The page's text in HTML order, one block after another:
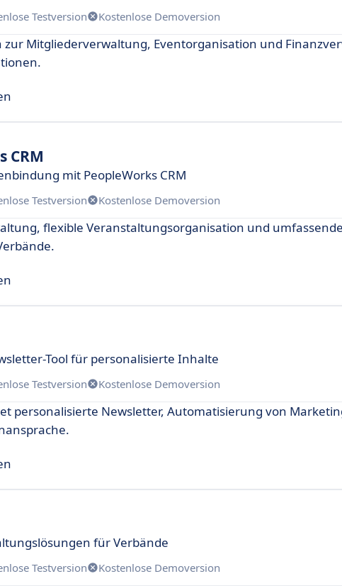
Testversion Kostenlose Demoversion
zur Mitgliederverwaltung, Eventorganisation und
CRM
mit PeopleWorks CRM
Testversion Kostenlose Demoversion
flexible Veranstaltungsorganisation und
Tool für personalisierte Inhalte
Testversion Kostenlose Demoversion
personalisierte Newsletter, Automatisierung von
für Verbände
Testversion Kostenlose Demoversion